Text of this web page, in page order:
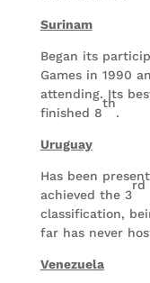
Surinam
Began its
Games in 1990
attending. Its
finished 8
th
.
Uruguay
Has been
achieved the 3
rd
classification,
far has never
Venezuela